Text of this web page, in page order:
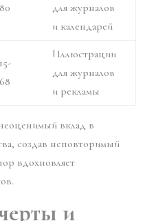
для журналов
и календарей
Иллюстрации
для журналов
и рекламы
вклад в
создав неповторимый
вдохновляет
и